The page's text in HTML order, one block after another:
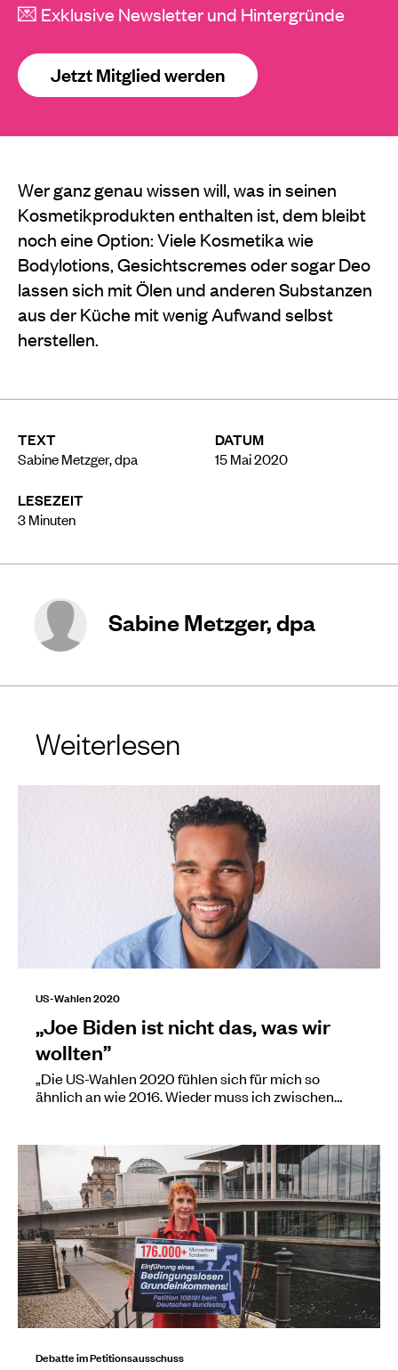
TEXT
Sabine Metzger, dpa
LESEZEIT
3Minuten
DATUM
15 Mai 2020
💌 Exklusive Newsletter und Hintergründe
Jetzt Mitglied werden
Wer ganz genau wissen will, was in seinen
Kosmetikprodukten enthalten ist, dem bleibt
noch eine Option: Viele Kosmetika wie
Bodylotions, Gesichtscremes oder sogar Deo
lassen sich mit Ölen und anderen Substanzen
aus der Küche mit wenig Aufwand selbst
herstellen.
Sabine Metzger, dpa
Weiterlesen
US-Wahlen 2020
„Joe Biden ist nicht das, was wir
wollten”
„Die US-Wahlen 2020 fühlen sich für mich so
ähnlich an wie 2016. Wieder muss ich zwischen…
Debatte im Petitionsausschuss